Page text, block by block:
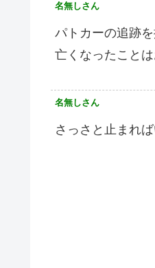
名無しさん
パトカーの追跡
亡くなったこと
名無しさん
さっさと止まれ